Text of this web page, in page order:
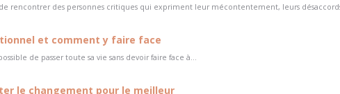
rencontrer des personnes critiques qui expriment leur mécontentement, leurs
et comment y faire face
de passer toute sa vie sans devoir faire face à...
le changement pour le meilleur